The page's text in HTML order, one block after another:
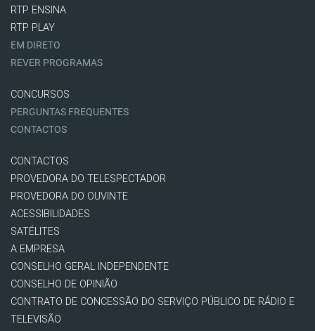
RTP ENSINA
RTP PLAY
EM DIRETO
REVER PROGRAMAS
CONCURSOS
PERGUNTAS FREQUENTES
CONTACTOS
CONTACTOS
PROVEDORA DO TELESPECTADOR
PROVEDORA DO OUVINTE
ACESSIBILIDADES
SATÉLITES
A EMPRESA
CONSELHO GERAL INDEPENDENTE
CONSELHO DE OPINIÃO
CONTRATO DE CONCESSÃO DO SERVIÇO PÚBLICO DE RÁDIO E
TELEVISÃO